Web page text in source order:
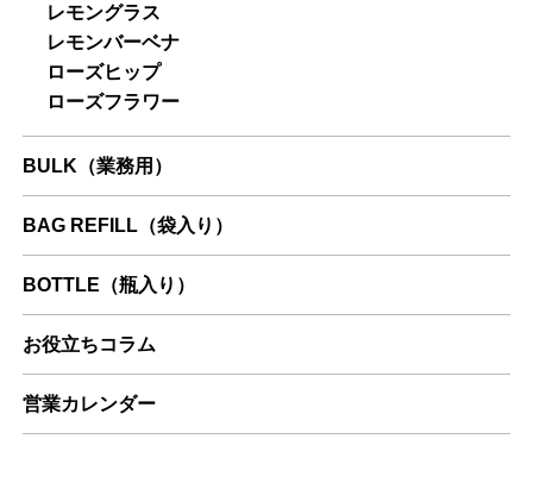
レモングラス
レモンバーベナ
ローズヒップ
ローズフラワー
BULK（業務用）
BAG REFILL（袋入り）
BOTTLE（瓶入り）
お役立ちコラム
営業カレンダー